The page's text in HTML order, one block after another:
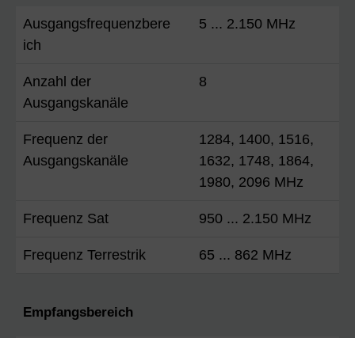
Ausgangsfrequenzbere
ich
5 ... 2.150 MHz
Anzahl der
Ausgangskanäle
8
Frequenz der
Ausgangskanäle
1284, 1400, 1516,
1632, 1748, 1864,
1980, 2096 MHz
Frequenz Sat 950 ... 2.150 MHz
Frequenz Terrestrik 65 ... 862 MHz
Empfangsbereich